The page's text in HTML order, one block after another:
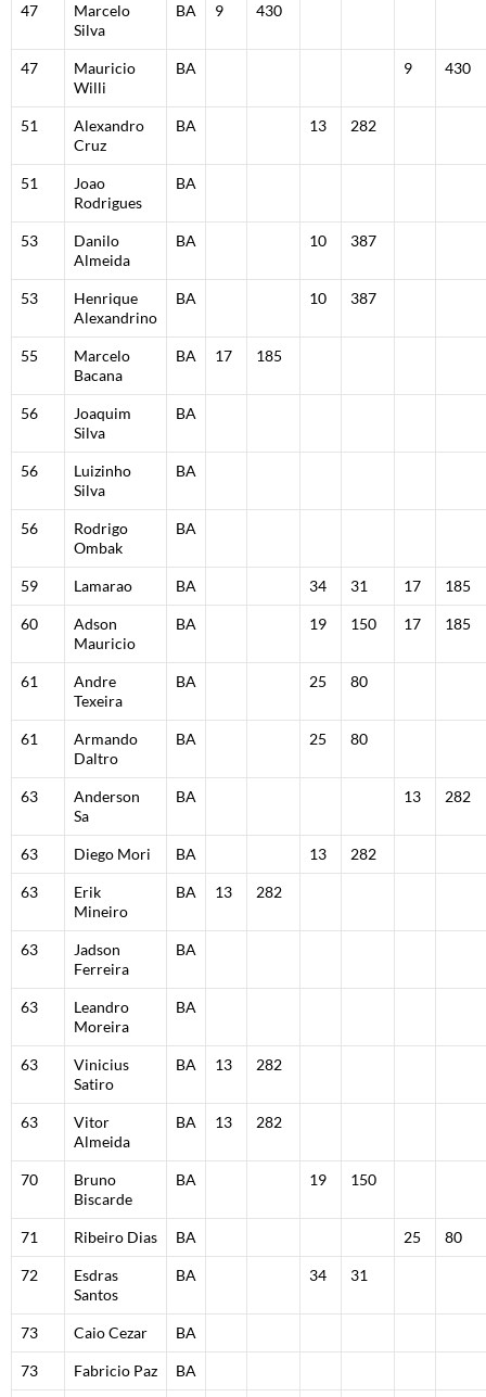
47
Marcelo
Silva
BA 9 430
47
Mauricio
Willi
BA 9 430
51
Alexandro
Cruz
BA 13 282
51
Joao
Rodrigues
BA
53
Danilo
Almeida
BA 10 387
53
Henrique
Alexandrino
BA 10 387
55
Marcelo
Bacana
BA 17 185
56
Joaquim
Silva
BA
56
Luizinho
Silva
BA
56
Rodrigo
Ombak
BA
59 Lamarao BA 34 31 17 185
60
Adson
Mauricio
BA 19 150 17 185
61
Andre
Texeira
BA 25 80
61
Armando
Daltro
BA 25 80
63
Anderson
Sa
BA 13 282
63 Diego Mori BA 13 282
63
Erik
Mineiro
BA 13 282
63
Jadson
Ferreira
BA
63
Leandro
Moreira
BA
63
Vinicius
Satiro
BA 13 282
63
Vitor
Almeida
BA 13 282
70
Bruno
Biscarde
BA 19 150
71 Ribeiro Dias BA 25 80
72
Esdras
Santos
BA 34 31
73 Caio Cezar BA
73 Fabricio Paz BA